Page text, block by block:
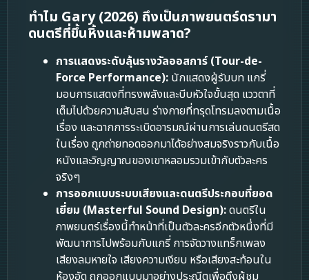
ทำไม Gary (2026) ถึงเป็นภาพยนตร์ดรามา
ดนตรีที่ขึ้นหิ้งและห้ามพลาด?
การแสดงระดับลุ้นรางวัลออสการ์ (Tour-de-
Force Performance): นักแสดงผู้รับบท แกรี่
มอบการแสดงที่ทรงพลังและบีบหัวใจขั้นสุด แววตาที่
เต็มไปด้วยความสับสน ร่างกายที่ทรุดโทรมลงตามเนื้อ
เรื่อง และฉากการระเบิดอารมณ์ผ่านการเล่นดนตรีสด
ในเรื่อง ถูกถ่ายทอดออกมาได้อย่างสมจริงราวกับเนื้อ
หนังและวิญญาณของเขาหลอมรวมเข้ากับตัวละคร
จริงๆ
การออกแบบระบบเสียงและดนตรีประกอบที่ยอด
เยี่ยม (Masterful Sound Design):ดนตรีใน
ภาพยนตร์เรื่องนี้ทำหน้าที่เป็นตัวละครอีกตัวหนึ่งที่มี
พัฒนาการไปพร้อมกับแกรี่ การจัดวางแทร็กเพลง
เสียงลมหายใจ เสียงความเงียบ หรือเสียงสะท้อนใน